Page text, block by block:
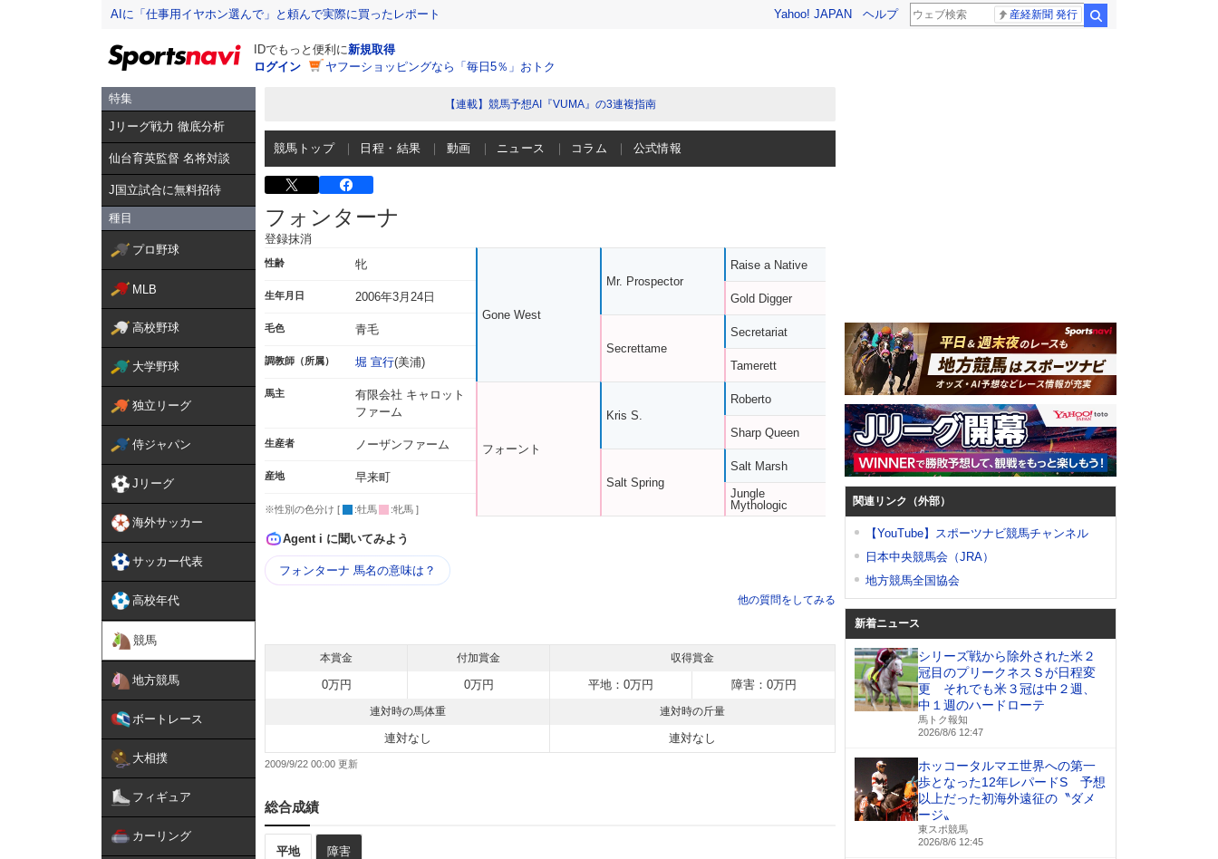
AIに「仕事用イヤホン選んで」と頼んで実際に買ったレポート Yahoo! JAPAN ヘルプ 産経新聞 発行
IDでもっと便利に新規取得
ログイン
ヤフーショッピングなら「毎日5％」おトク
特集
Jリーグ戦力 徹底分析
仙台育英監督 名将対談
J国立試合に無料招待
種目
プロ野球
MLB
高校野球
大学野球
独立リーグ
侍ジャパン
Jリーグ
海外サッカー
サッカー代表
高校年代
競馬
地方競馬
ボートレース
大相撲
フィギュア
カーリング
【連載】競馬予想AI『VUMA』の3連複指南
競馬トップ 日程・結果 動画 ニュース コラム 公式情報
フォンターナ
登録抹消
性齢 牝
生年月日 2006年3月24日
毛色 青毛
調教師（所属） 堀 宣行(美浦)
馬主
有限会社 キャロット
ファーム
生産者 ノーザンファーム
産地 早来町
※性別の色分け [ :牡馬 :牝馬 ]
Gone West
フォーント
Mr. Prospector
Secrettame
Kris S.
Salt Spring
Raise a Native
Gold Digger
Secretariat
Tamerett
Roberto
Sharp Queen
Salt Marsh
Jungle
Mythologic
Agent i に聞いてみよう
フォンターナ 馬名の意味は？
他の質問をしてみる
本賞金 付加賞金 収得賞金
0万円 0万円 平地：0万円 障害：0万円
連対時の馬体重 連対時の斤量
連対なし 連対なし
2009/9/22 00:00
総合成績
平地 障害
関連リンク（外部）
【YouTube】スポーツナビ競馬チャンネル
日本中央競馬会（JRA）
地方競馬全国協会
新着ニュース
シリーズ戦から除外された米２
冠目のプリークネスＳが日程変
更 それでも米３冠は中２週、
中１週のハードローテ
馬トク報知
2026/8/6 12:47
ホッコータルマエ世界への第一
歩となった12年レパードS 予想
以上だった初海外遠征の〝ダメ
ージ〟
東スポ競馬
2026/8/6 12:45